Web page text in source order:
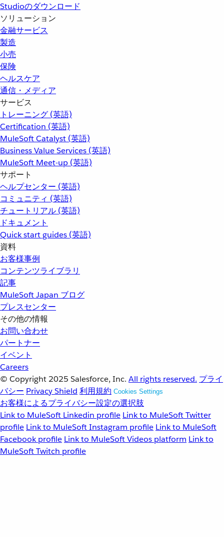
Studioのダウンロード
ソリューション
金融サービス
製造
小売
保険
ヘルスケア
通信・メディア
サービス
トレーニング (英語)
Certification (英語)
MuleSoft Catalyst (英語)
Business Value Services (英語)
MuleSoft Meet-up (英語)
サポート
ヘルプセンター (英語)
コミュニティ (英語)
チュートリアル (英語)
ドキュメント
Quick start guides (英語)
資料
お客様事例
コンテンツライブラリ
記事
MuleSoft Japan ブログ
プレスセンター
その他の情報
お問い合わせ
パートナー
イベント
Careers
© Copyright 2025 Salesforce, Inc. All rights reserved. プライ
バシー Privacy Shield 利用規約 Cookies Settings
お客様によるプライバシー設定の選択肢
Link to MuleSoft Linkedin profile Link to MuleSoft Twitter
profile Link to MuleSoft Instagram profile Link to MuleSoft
Facebook profile Link to MuleSoft Videos platform Link to
MuleSoft Twitch profile